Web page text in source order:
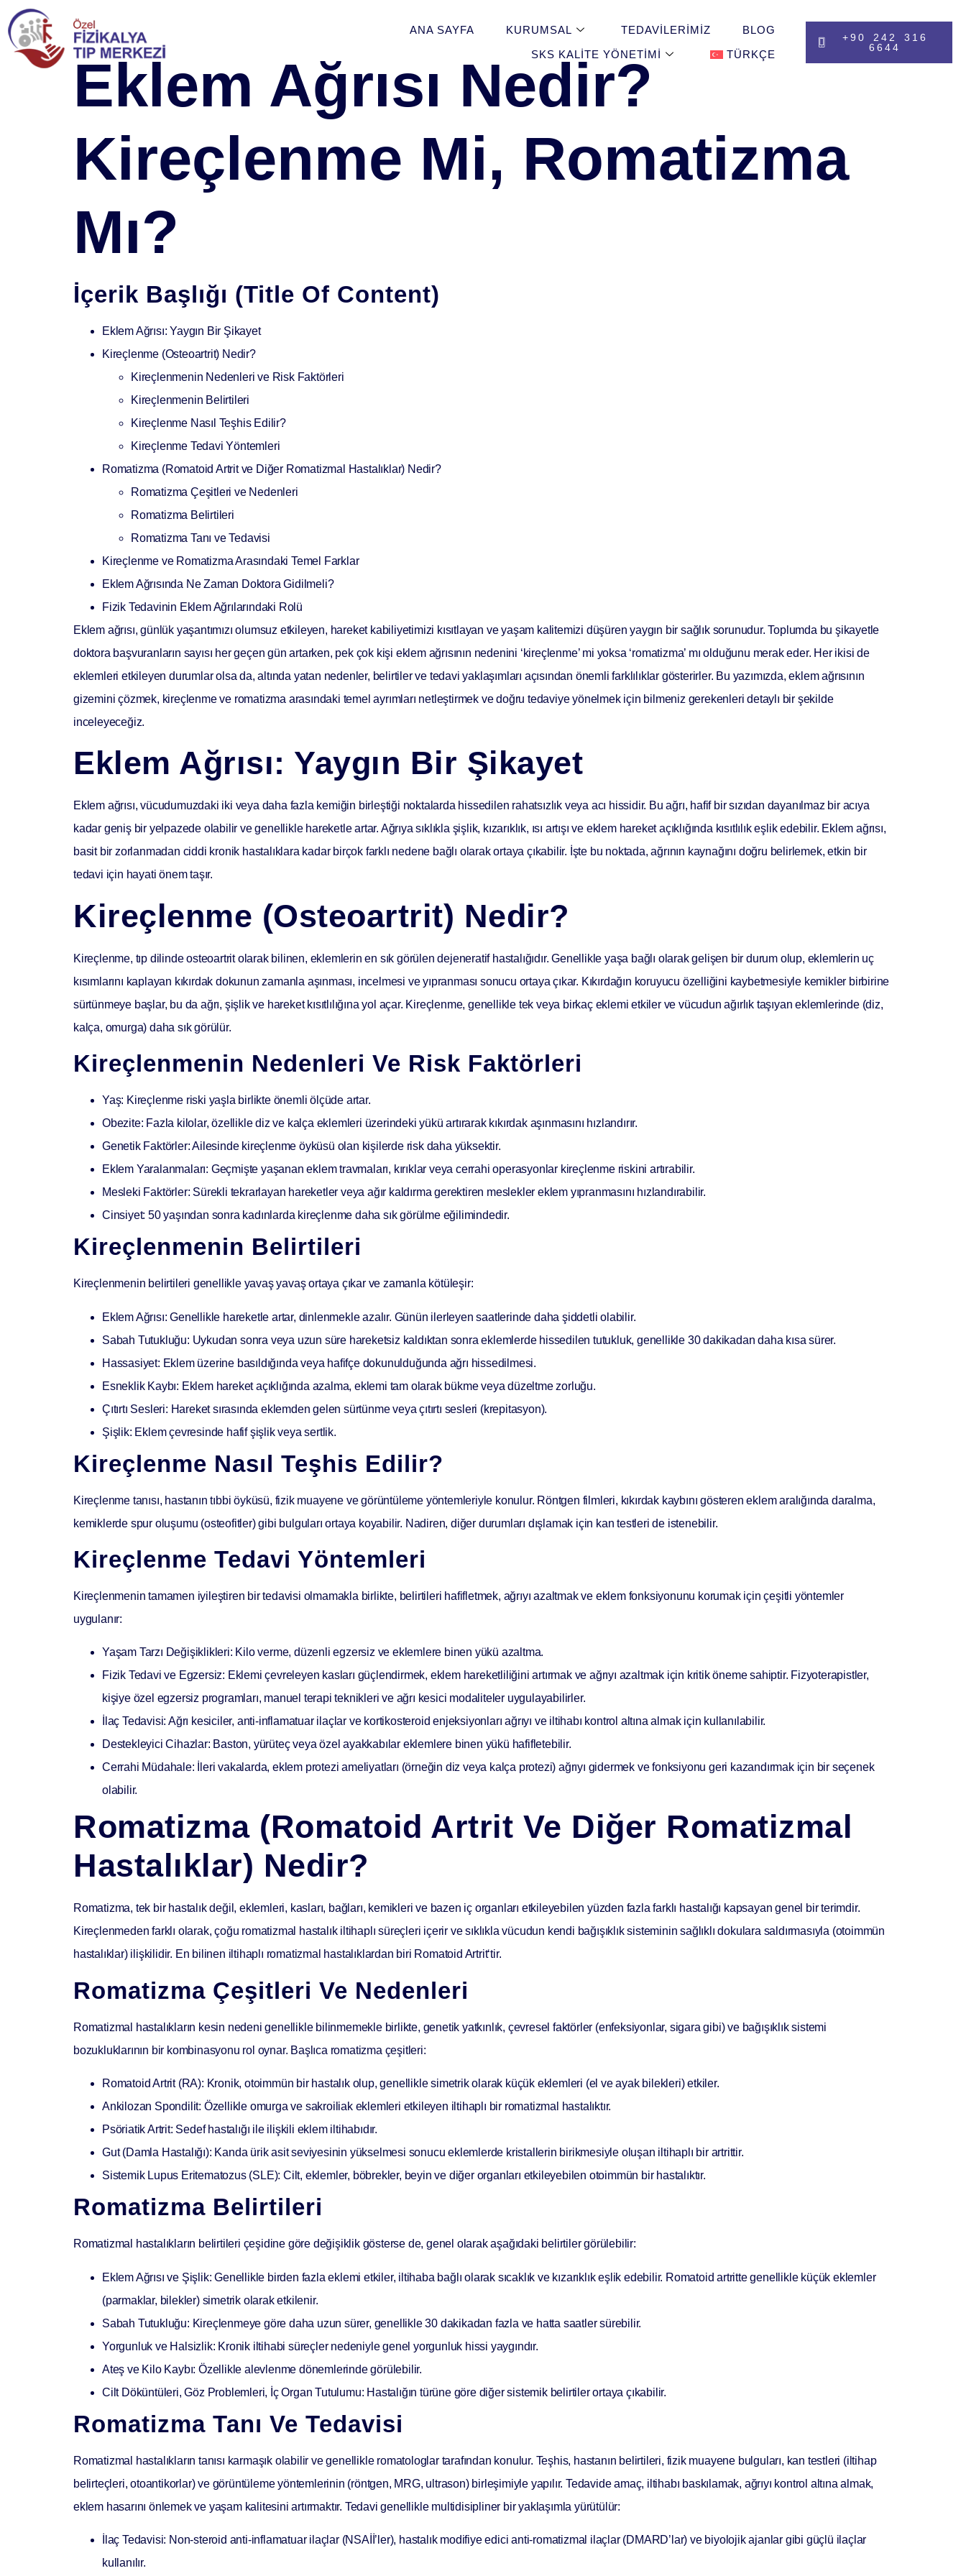
ANA SAYFA KURUMSAL TEDAVILERIMIZ
BLOG
SKS KALITE YÖNETIMI
TÜRKÇE
+90 242 316
6644
Eklem Ağrısı Nedir?
Kireçlenme Mi, Romatizma
Mı?
İçerik Başlığı (Title Of Content)
Eklem Ağrısı: Yaygın Bir Şikayet
Kireçlenme (Osteoartrit) Nedir?
Kireçlenmenin Nedenleri ve Risk Faktörleri
Kireçlenmenin Belirtileri
Kireçlenme Nasıl Teşhis Edilir?
Kireçlenme Tedavi Yöntemleri
Romatizma (Romatoid Artrit ve Diğer Romatizmal Hastalıklar) Nedir?
Romatizma Çeşitleri ve Nedenleri
Romatizma Belirtileri
Romatizma Tanı ve Tedavisi
Kireçlenme ve Romatizma Arasındaki Temel Farklar
Eklem Ağrısında Ne Zaman Doktora Gidilmeli?
Fizik Tedavinin Eklem Ağrılarındaki Rolü
Eklem ağrısı, günlük yaşantımızı olumsuz etkileyen, hareket kabiliyetimizi kısıtlayan ve yaşam kalitemizi düşüren yaygın bir sağlık sorunudur. Toplumda bu şikayetle
doktora başvuranların sayısı her geçen gün artarken, pek çok kişi eklem ağrısının nedenini ‘kireçlenme’ mi yoksa ‘romatizma’ mı olduğunu merak eder. Her ikisi de
eklemleri etkileyen durumlar olsa da, altında yatan nedenler, belirtiler ve tedavi yaklaşımları açısından önemli farklılıklar gösterirler. Bu yazımızda, eklem ağrısının
gizemini çözmek, kireçlenme ve romatizma arasındaki temel ayrımları netleştirmek ve doğru tedaviye yönelmek için bilmeniz gerekenleri detaylı bir şekilde
inceleyeceğiz.
Eklem Ağrısı: Yaygın Bir Şikayet
Eklem ağrısı, vücudumuzdaki iki veya daha fazla kemiğin birleştiği noktalarda hissedilen rahatsızlık veya acı hissidir. Bu ağrı, hafif bir sızıdan dayanılmaz bir acıya
kadar geniş bir yelpazede olabilir ve genellikle hareketle artar. Ağrıya sıklıkla şişlik, kızarıklık, ısı artışı ve eklem hareket açıklığında kısıtlılık eşlik edebilir. Eklem ağrısı,
basit bir zorlanmadan ciddi kronik hastalıklara kadar birçok farklı nedene bağlı olarak ortaya çıkabilir. İşte bu noktada, ağrının kaynağını doğru belirlemek, etkin bir
tedavi için hayati önem taşır.
Kireçlenme (Osteoartrit) Nedir?
Kireçlenme, tıp dilindeosteoartritolarak bilinen, eklemlerin en sık görülen dejeneratif hastalığıdır. Genellikle yaşa bağlı olarak gelişen bir durum olup, eklemlerin uç
kısımlarını kaplayan kıkırdak dokunun zamanla aşınması, incelmesi ve yıpranması sonucu ortaya çıkar. Kıkırdağın koruyucu özelliğini kaybetmesiyle kemikler birbirine
sürtünmeye başlar, bu da ağrı, şişlik ve hareket kısıtlılığına yol açar. Kireçlenme, genellikle tek veya birkaç eklemi etkiler ve vücudun ağırlık taşıyan eklemlerinde (diz,
kalça, omurga) daha sık görülür.
Kireçlenmenin Nedenleri Ve Risk Faktörleri
Yaş: Kireçlenme riski yaşla birlikte önemli ölçüde artar.
Obezite: Fazla kilolar, özellikle diz ve kalça eklemleri üzerindeki yükü artırarak kıkırdak aşınmasını hızlandırır.
Genetik Faktörler:Ailesinde kireçlenme öyküsü olan kişilerde risk daha yüksektir.
Eklem Yaralanmaları: Geçmişte yaşanan eklem travmaları, kırıklar veya cerrahi operasyonlar kireçlenme riskini artırabilir.
Mesleki Faktörler: Sürekli tekrarlayan hareketler veya ağır kaldırma gerektiren meslekler eklem yıpranmasını hızlandırabilir.
Cinsiyet: 50 yaşından sonra kadınlarda kireçlenme daha sık görülme eğilimindedir.
Kireçlenmenin Belirtileri
Kireçlenmenin belirtileri genellikle yavaş yavaş ortaya çıkar ve zamanla kötüleşir:
Eklem Ağrısı: Genellikle hareketle artar, dinlenmekle azalır. Günün ilerleyen saatlerinde daha şiddetli olabilir.
Sabah Tutukluğu: Uykudan sonra veya uzun süre hareketsiz kaldıktan sonra eklemlerde hissedilen tutukluk, genellikle 30 dakikadan daha kısa sürer.
Hassasiyet: Eklem üzerine basıldığında veya hafifçe dokunulduğunda ağrı hissedilmesi.
Esneklik Kaybı: Eklem hareket açıklığında azalma, eklemi tam olarak bükme veya düzeltme zorluğu.
Çıtırtı Sesleri: Hareket sırasında eklemden gelen sürtünme veya çıtırtı sesleri (krepitasyon).
Şişlik: Eklem çevresinde hafif şişlik veya sertlik.
Kireçlenme Nasıl Teşhis Edilir?
Kireçlenme tanısı, hastanın tıbbi öyküsü, fizik muayene ve görüntüleme yöntemleriyle konulur. Röntgen filmleri, kıkırdak kaybını gösteren eklem aralığında daralma,
kemiklerde spur oluşumu (osteofitler) gibi bulguları ortaya koyabilir. Nadiren, diğer durumları dışlamak için kan testleri de istenebilir.
Kireçlenme Tedavi Yöntemleri
Kireçlenmenin tamamen iyileştiren bir tedavisi olmamakla birlikte, belirtileri hafifletmek, ağrıyı azaltmak ve eklem fonksiyonunu korumak için çeşitli yöntemler
uygulanır:
Yaşam Tarzı Değişiklikleri: Kilo verme, düzenli egzersiz ve eklemlere binen yükü azaltma.
Fizik Tedavi ve Egzersiz: Eklemi çevreleyen kasları güçlendirmek, eklem hareketliliğini artırmak ve ağrıyı azaltmak için kritik öneme sahiptir. Fizyoterapistler,
kişiye özel egzersiz programları, manuel terapi teknikleri ve ağrı kesici modaliteler uygulayabilirler.
İlaç Tedavisi: Ağrı kesiciler, anti-inflamatuar ilaçlar ve kortikosteroid enjeksiyonları ağrıyı ve iltihabı kontrol altına almak için kullanılabilir.
Destekleyici Cihazlar: Baston, yürüteç veya özel ayakkabılar eklemlere binen yükü hafifletebilir.
Cerrahi Müdahale: İleri vakalarda, eklem protezi ameliyatları (örneğin diz veya kalça protezi) ağrıyı gidermek ve fonksiyonu geri kazandırmak için bir seçenek
olabilir.
Romatizma (Romatoid Artrit Ve Diğer Romatizmal
Hastalıklar) Nedir?
Romatizma, tek bir hastalık değil, eklemleri, kasları, bağları, kemikleri ve bazen iç organları etkileyebilen yüzden fazla farklı hastalığı kapsayan genel bir terimdir.
Kireçlenmeden farklı olarak, çoğu romatizmal hastalık iltihaplı süreçleri içerir ve sıklıkla vücudun kendi bağışıklık sisteminin sağlıklı dokulara saldırmasıyla (otoimmün
hastalıklar) ilişkilidir. En bilinen iltihaplı romatizmal hastalıklardan biri Romatoid Artrit‘tir.
Romatizma Çeşitleri Ve Nedenleri
Romatizmal hastalıkların kesin nedeni genellikle bilinmemekle birlikte, genetik yatkınlık, çevresel faktörler (enfeksiyonlar, sigara gibi) ve bağışıklık sistemi
bozukluklarının bir kombinasyonu rol oynar. Başlıca romatizma çeşitleri:
Romatoid Artrit (RA): Kronik, otoimmün bir hastalık olup, genellikle simetrik olarak küçük eklemleri (el ve ayak bilekleri) etkiler.
Ankilozan Spondilit: Özellikle omurga ve sakroiliak eklemleri etkileyen iltihaplı bir romatizmal hastalıktır.
Psöriatik Artrit: Sedef hastalığı ile ilişkili eklem iltihabıdır.
Gut (Damla Hastalığı): Kanda ürik asit seviyesinin yükselmesi sonucu eklemlerde kristallerin birikmesiyle oluşan iltihaplı bir artrittir.
Sistemik Lupus Eritematozus (SLE): Cilt, eklemler, böbrekler, beyin ve diğer organları etkileyebilen otoimmün bir hastalıktır.
Romatizma Belirtileri
Romatizmal hastalıkların belirtileri çeşidine göre değişiklik gösterse de, genel olarak aşağıdaki belirtiler görülebilir:
Eklem Ağrısı ve Şişlik: Genellikle birden fazla eklemi etkiler, iltihaba bağlı olarak sıcaklık ve kızarıklık eşlik edebilir. Romatoid artritte genellikle küçük eklemler
(parmaklar, bilekler) simetrik olarak etkilenir.
Sabah Tutukluğu: Kireçlenmeye göre daha uzun sürer, genellikle 30 dakikadan fazla ve hatta saatler sürebilir.
Yorgunluk ve Halsizlik: Kronik iltihabi süreçler nedeniyle genel yorgunluk hissi yaygındır.
Ateş ve Kilo Kaybı: Özellikle alevlenme dönemlerinde görülebilir.
Cilt Döküntüleri, Göz Problemleri, İç Organ Tutulumu: Hastalığın türüne göre diğer sistemik belirtiler ortaya çıkabilir.
Romatizma Tanı Ve Tedavisi
Romatizmal hastalıkların tanısı karmaşık olabilir ve genellikle romatologlar tarafından konulur. Teşhis, hastanın belirtileri, fizik muayene bulguları, kan testleri (iltihap
belirteçleri, otoantikorlar) ve görüntüleme yöntemlerinin (röntgen, MRG, ultrason) birleşimiyle yapılır. Tedavide amaç, iltihabı baskılamak, ağrıyı kontrol altına almak,
eklem hasarını önlemek ve yaşam kalitesini artırmaktır. Tedavi genellikle multidisipliner bir yaklaşımla yürütülür:
İlaç Tedavisi: Non-steroid anti-inflamatuar ilaçlar (NSAİİ’ler), hastalık modifiye edici anti-romatizmal ilaçlar (DMARD’lar) ve biyolojik ajanlar gibi güçlü ilaçlar
kullanılır.